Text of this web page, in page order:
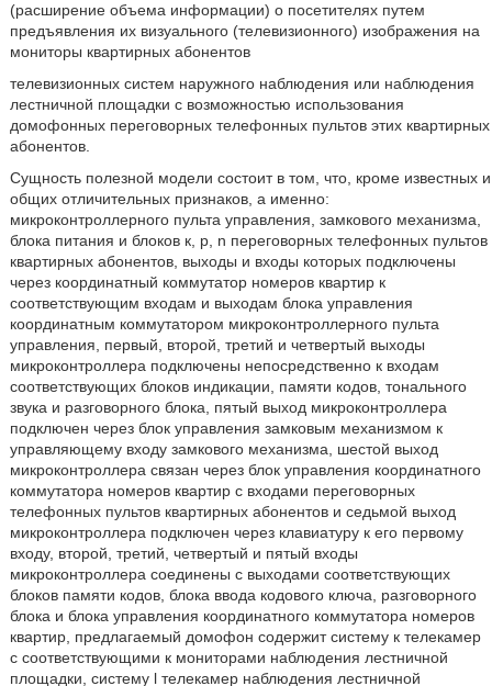
(расширение объема информации) о посетителях путем
предъявления их визуального (телевизионного) изображения на
мониторы квартирных абонентов
телевизионных систем наружного наблюдения или наблюдения
лестничной площадки с возможностью использования
домофонных переговорных телефонных пультов этих квартирных
абонентов.
Сущность полезной модели состоит в том, что, кроме известных и
общих отличительных признаков, а именно:
микроконтроллерного пульта управления, замкового механизма,
блока питания и блоков к, p, n переговорных телефонных пультов
квартирных абонентов, выходы и входы которых подключены
через координатный коммутатор номеров квартир к
соответствующим входам и выходам блока управления
координатным коммутатором микроконтроллерного пульта
управления, первый, второй, третий и четвертый выходы
микроконтроллера подключены непосредственно к входам
соответствующих блоков индикации, памяти кодов, тонального
звука и разговорного блока, пятый выход микроконтроллера
подключен через блок управления замковым механизмом к
управляющему входу замкового механизма, шестой выход
микроконтроллера связан через блок управления координатного
коммутатора номеров квартир с входами переговорных
телефонных пультов квартирных абонентов и седьмой выход
микроконтроллера подключен через клавиатуру к его первому
входу, второй, третий, четвертый и пятый входы
микроконтроллера соединены с выходами соответствующих
блоков памяти кодов, блока ввода кодового ключа, разговорного
блока и блока управления координатного коммутатора номеров
квартир, предлагаемый домофон содержит систему к телекамер
с соответствующими к мониторами наблюдения лестничной
площадки, систему l телекамер наблюдения лестничной